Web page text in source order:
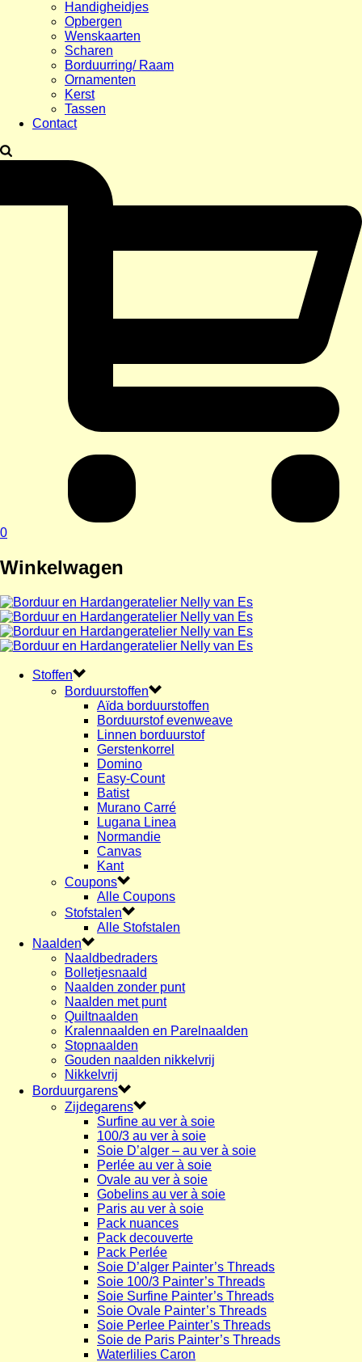
Handigheidjes
Opbergen
Wenskaarten
Scharen
Borduurring/ Raam
Ornamenten
Kerst
Tassen
Contact
0
Winkelwagen
Stoffen
Borduurstoffen
Aïda borduurstoffen
Borduurstof evenweave
Linnen borduurstof
Gerstenkorrel
Domino
Easy-Count
Batist
Murano Carré
Lugana Linea
Normandie
Canvas
Kant
Coupons
Alle Coupons
Stofstalen
Alle Stofstalen
Naalden
Naaldbedraders
Bolletjesnaald
Naalden zonder punt
Naalden met punt
Quiltnaalden
Kralennaalden en Parelnaalden
Stopnaalden
Gouden naalden nikkelvrij
Nikkelvrij
Borduurgarens
Zijdegarens
Surfine au ver à soie
100/3 au ver à soie
Soie D’alger – au ver à soie
Perlée au ver à soie
Ovale au ver à soie
Gobelins au ver à soie
Paris au ver à soie
Pack nuances
Pack decouverte
Pack Perlée
Soie D’alger Painter’s Threads
Soie 100/3 Painter’s Threads
Soie Surfine Painter’s Threads
Soie Ovale Painter’s Threads
Soie Perlee Painter’s Threads
Soie de Paris Painter’s Threads
Waterlilies Caron